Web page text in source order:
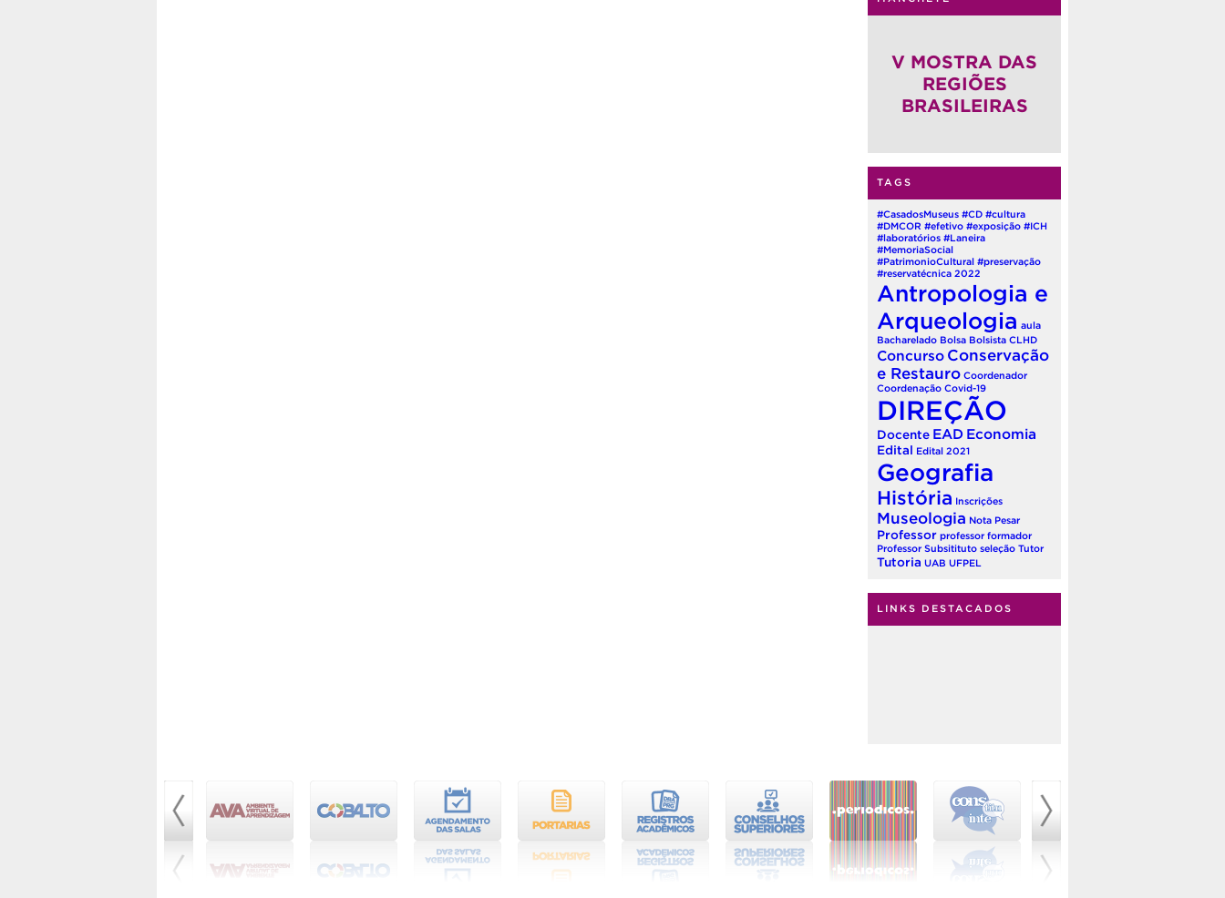
INSTITUTO DE CIÊNCIAS
V MOSTRA DAS
REGIÕES
BRASILEIRAS
TAGS
#CasadosMuseus #CD #cultura
#DMCOR #efetivo #exposição #ICH
#laboratórios #Laneira
#MemoriaSocial
#PatrimonioCultural #preservação
#reservatécnica 2022
Antropologia e
Arqueologia aula
Bacharelado Bolsa Bolsista CLHD
Concurso Conservação
e Restauro Coordenador
Coordenação Covid-19
DIREÇÃO
Docente EAD Economia
Edital Edital 2021
Geografia
História Inscrições
Museologia Nota Pesar
Professor professor formador
Professor Subsitituto seleção Tutor
Tutoria UAB UFPEL
LINKS DESTACADOS